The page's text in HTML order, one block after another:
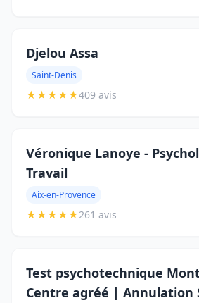
Djelou Assa
Saint-Denis
★★★★★409 avis
Véronique Lanoye -
Travail
Aix-en-Provence
★★★★★261 avis
Test psychotechnique
Centre agréé | Annulation